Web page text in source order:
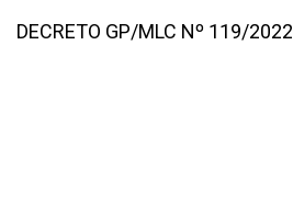
DECRETO GP/MLC Nº 119/2022